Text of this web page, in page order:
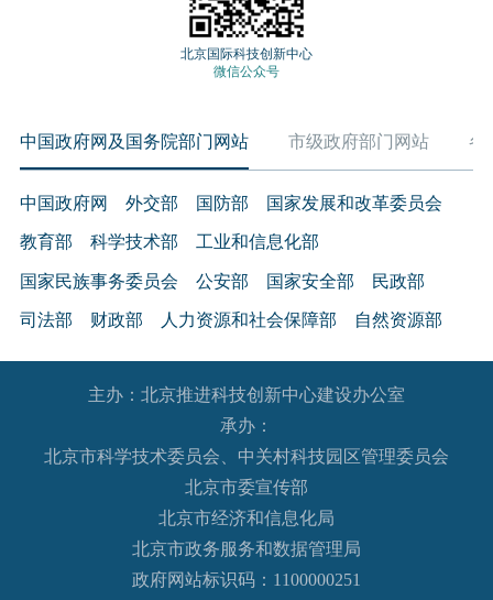
北京国际科技创新中心
微信公众号
中国政府网及国务院部门网站 市级政府部门网站 各
中国政府网 外交部 国防部 国家发展和改革委员会
教育部 科学技术部 工业和信息化部
国家民族事务委员会 公安部 国家安全部 民政部
司法部 财政部 人力资源和社会保障部 自然资源部
生态环境部 住房和城乡建设部 交通运输部 水利部
农业农村部 商务部 文化和旅游部
退役军人事务部
国家语言文字工作委员会
国家航天局 国家原子能机构
国家核安全局
国务院国有资产监督管理委员会 海关总署
主办：北京推进科技创新中心建设办公室
承办：
北京市科学技术委员会、中关村科技园区管理委员会
北京市委宣传部
北京市经济和信息化局
北京市政务服务和数据管理局
政府网站标识码：1100000251